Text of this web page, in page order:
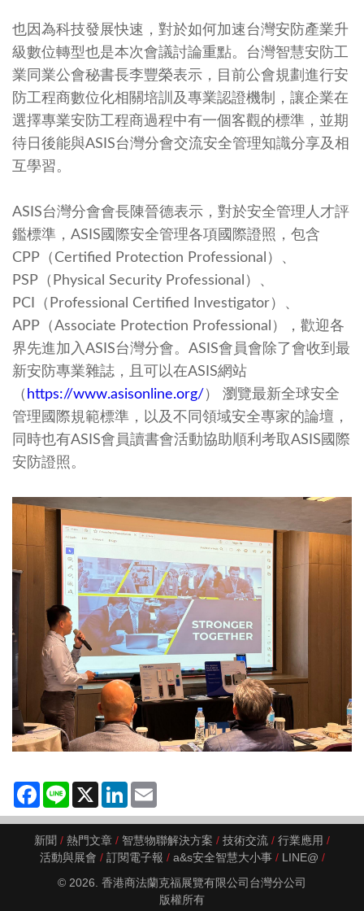
也因為科技發展快速，對於如何加速台灣安防產業升
級數位轉型也是本次會議討論重點。台灣智慧安防工
業同業公會秘書長李豐榮表示，目前公會規劃進行安
防工程商數位化相關培訓及專業認證機制，讓企業在
選擇專業安防工程商過程中有一個客觀的標準，並期
待日後能與ASIS台灣分會交流安全管理知識分享及相
互學習。
ASIS台灣分會會長陳晉德表示，對於安全管理人才評
鑑標準，ASIS國際安全管理各項國際證照，包含
CPP（Certified Protection Professional）、
PSP（Physical Security Professional）、
PCI（Professional Certified Investigator）、
APP（Associate Protection Professional），歡迎各
界先進加入ASIS台灣分會。ASIS會員會除了會收到最
新安防專業雜誌，且可以在ASIS網站
（ https://www.asisonline.org/ ） 瀏覽最新全球安全
管理國際規範標準，以及不同領域安全專家的論壇，
同時也有ASIS會員讀書會活動協助順利考取ASIS國際
安防證照。
Facebook
Line X LinkedIn
新聞 熱門文章 智慧物聯解決方案 技術交流
行業應用
活動與展會
訂閱電子報 a&s安全智慧大小事
LINE@
© 2026. 香港商法蘭克福展覽有限公司台灣分公司
版權所有